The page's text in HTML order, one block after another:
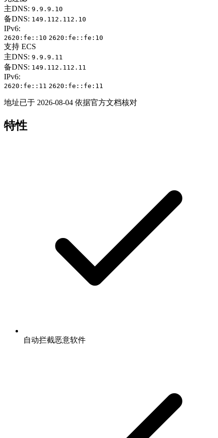
主DNS: 9.9.9.10
备DNS: 149.112.112.10
IPv6:
2620:fe::10 2620:fe::fe:10
支持 ECS
主DNS: 9.9.9.11
备DNS: 149.112.112.11
IPv6:
2620:fe::11 2620:fe::fe:11
地址已于 2026-08-04 依据官方文档核对
特性
自动拦截恶意软件